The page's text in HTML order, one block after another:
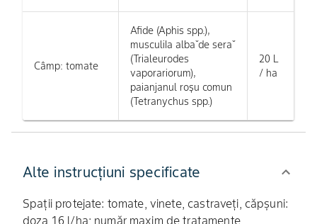
Câmp: tomate
Afide (Aphis spp.),
musculiIa albǎ de serǎ
(Trialeurodes
vaporariorum),
paianjanul roşu comun
(Tetranychus spp.)
20 L
/ ha
Alte instrucțiuni specificate
Spații protejate: tomate, vinete, castraveți, căpșuni:
doza 16 l/ha; număr maxim de tratamente